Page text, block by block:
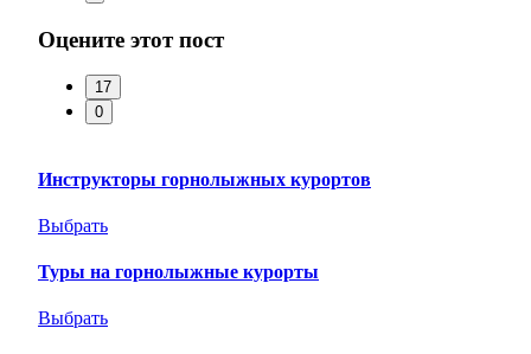
Оцените этот пост
17
0
Инструкторы горнолыжных курортов
Выбрать
Туры на горнолыжные курорты
Выбрать